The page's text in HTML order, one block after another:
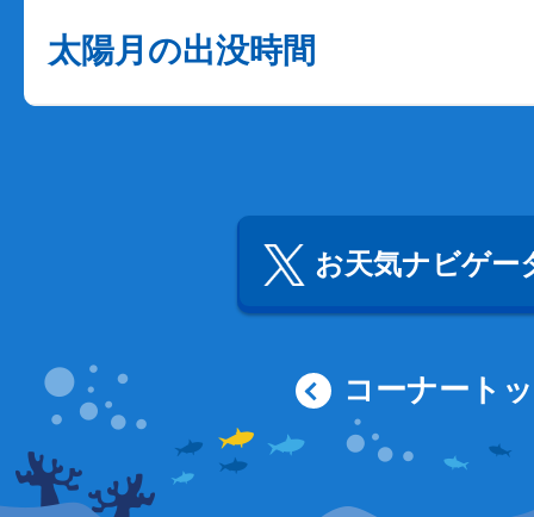
太陽月の出没時間
お天気ナビゲー
コーナート